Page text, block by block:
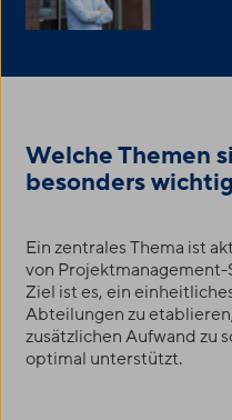
Welche Themen
besonders
Ein zentrales Thema ist
von
Ziel ist es, ein
Abteilungen zu
zusätzlichen Aufwand zu
optimal unterstützt.